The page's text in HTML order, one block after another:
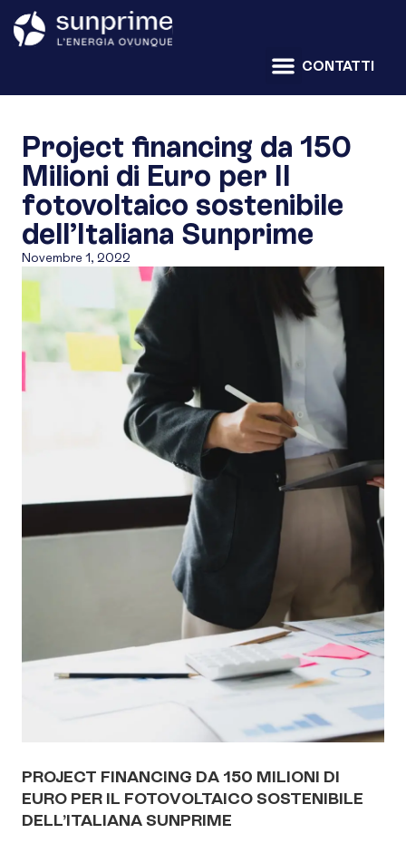
CONTATTI
Project financing da 150
Milioni di Euro per Il
fotovoltaico sostenibile
dell’Italiana Sunprime
Novembre 1, 2022
PROJECT FINANCING DA 150 MILIONI DI
EURO PER IL FOTOVOLTAICO SOSTENIBILE
DELL’ITALIANA SUNPRIME